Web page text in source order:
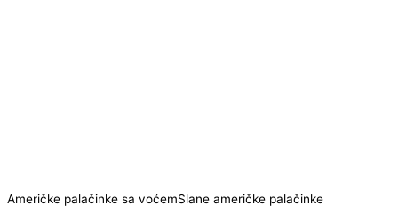
Američke palačinke sa voćemSlane američke palačinke